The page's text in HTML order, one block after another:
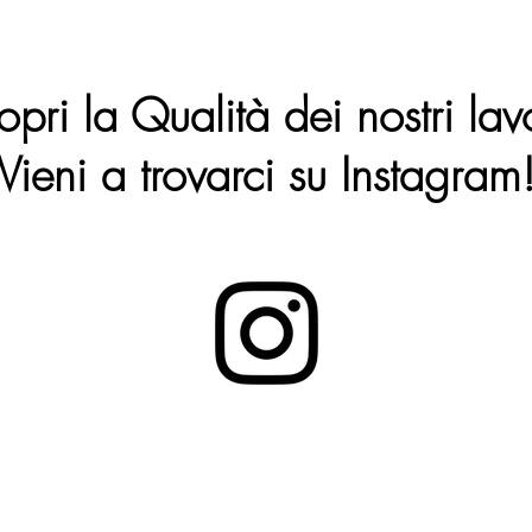
la Qualità dei nostri
a trovarci su Instagram!